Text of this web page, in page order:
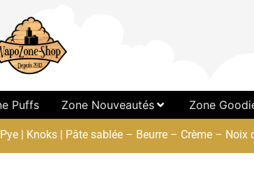
Puffs Zone Nouveautés Zone
| Knoks | Pâte sablée – Beurre – Crème – Noix